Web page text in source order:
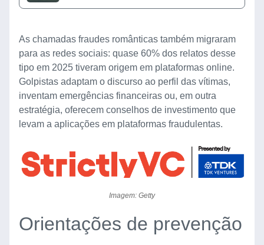
As chamadas fraudes românticas também migraram
para as redes sociais: quase 60% dos relatos desse
tipo em 2025 tiveram origem em plataformas online.
Golpistas adaptam o discurso ao perfil das vítimas,
inventam emergências financeiras ou, em outra
estratégia, oferecem conselhos de investimento que
levam a aplicações em plataformas fraudulentas.
Imagem: Getty
Orientações de prevenção